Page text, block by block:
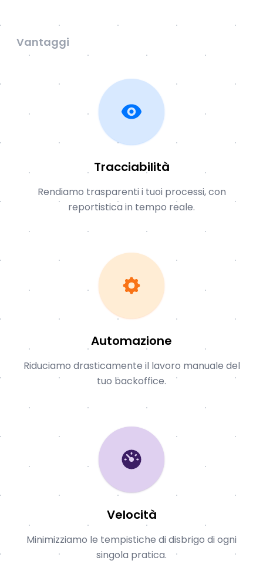
Vantaggi
Tracciabilità
Rendiamo trasparenti i tuoi processi, con
reportistica in tempo reale.
Automazione
Riduciamo drasticamente il lavoro manuale del
tuo backoffice.
Velocità
Minimizziamo le tempistiche di disbrigo di ogni
singola pratica.